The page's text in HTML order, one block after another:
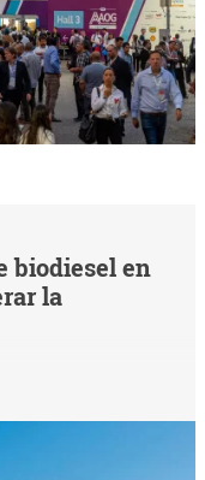
biodiesel en
la